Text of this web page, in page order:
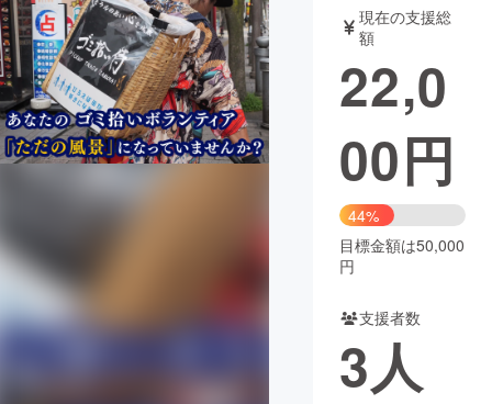
アート・写真 音楽
テクノロジー・ガジェット ゲーム・
映像・映画 書籍・雑誌
ビジネス・起業 チャレンジ
CAMPFIRE for Social Good
CAMPFIRE Creation
コミュニティ
現在の支援総
額
22,0
00円
44%
目標金額は50,000
円
支援者数
3人